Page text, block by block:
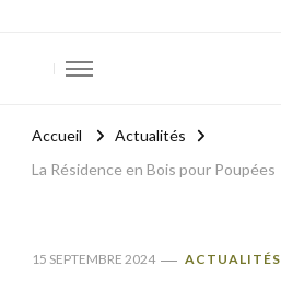
Accueil
Actualités
La Résidence en Bois pour Poupées
15 SEPTEMBRE 2024 ACTUALITÉS